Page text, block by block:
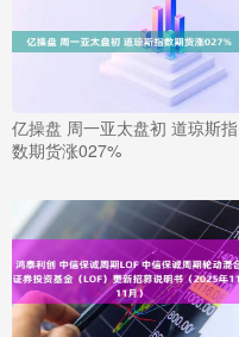
亿操盘 周一亚太盘初 道琼斯指
数期货涨027%